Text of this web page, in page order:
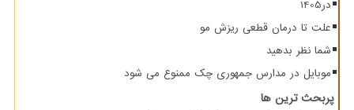
در1405
علت تا درمان قطعی ریزش مو
شما نظر بدهید
موبایل در مدارس جمهوری چک ممنوع می شود
پربحث ترین ها